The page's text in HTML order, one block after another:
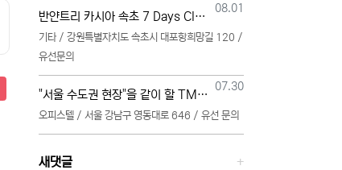
등록일
08.01
반얀트리 카시아 속초 7 Days Club OwnersMembership 분양직원 모집
기타 / 강원특별자치도 속초시 대포항희망길 120 /
유선문의
등록일
07.30
"서울 수도권 현장"을 같이 할 TM 총괄, 본부, 팀, 팀원 모집
오피스텔 / 서울 강남구 영동대로 646 / 유선 문의
새댓글